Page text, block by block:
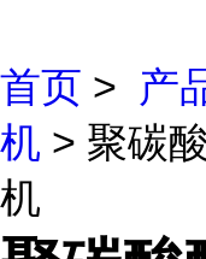
首页 > 产
机 > 聚碳
机